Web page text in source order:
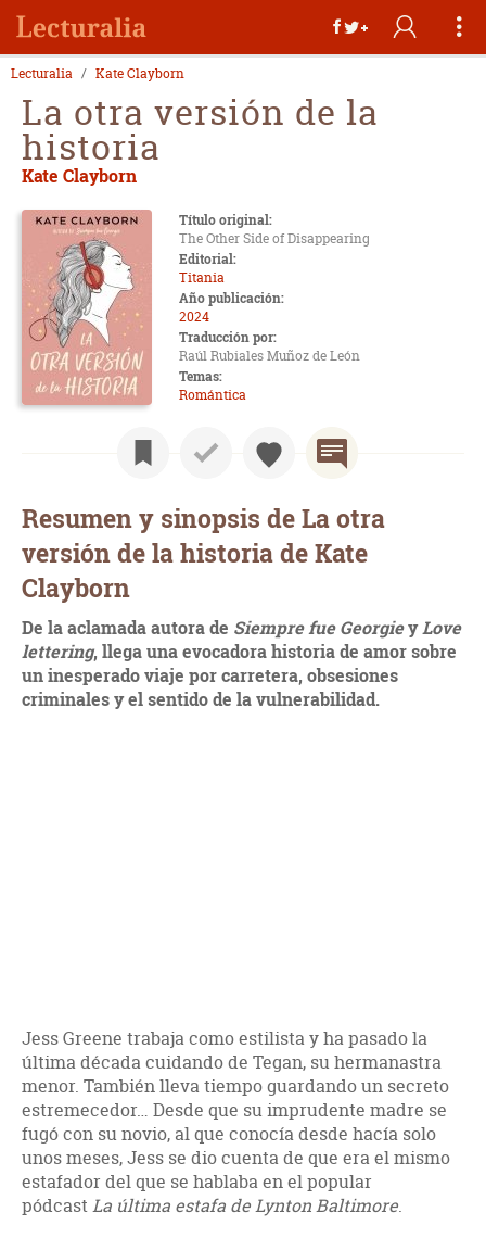
Lecturalia Kate Clayborn
La otra versión de la
historia
Kate Clayborn
Título original:
The Other Side of Disappearing
Editorial:
Titania
Año publicación:
2024
Traducción por:
Raúl Rubiales Muñoz de León
Temas:
Romántica
Resumen y sinopsis de La otra
versión de la historia de Kate
Clayborn
De la aclamada autora de Siempre fue GeorgieyLove
lettering, llega una evocadora historia de amor sobre
un inesperado viaje por carretera, obsesiones
criminales y el sentido de la vulnerabilidad.
Jess Greene trabaja como estilista y ha pasado la
última década cuidando de Tegan, su hermanastra
menor. También lleva tiempo guardando un secreto
estremecedor… Desde que su imprudente madre se
fugó con su novio, al que conocía desde hacía solo
unos meses, Jess se dio cuenta de que era el mismo
estafador del que se hablaba en el popular
pódcastLa última estafa de Lynton Baltimore.